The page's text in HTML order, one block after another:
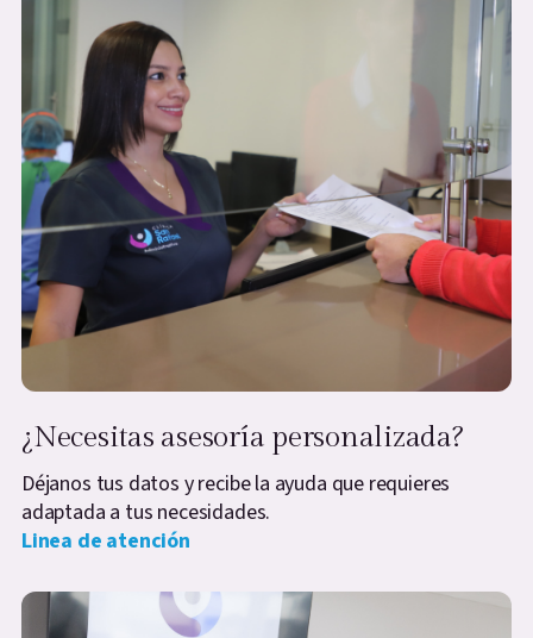
¿Necesitas asesoría personalizada?
Déjanos tus datos y recibe la ayuda que requieres
adaptada a tus necesidades.
Linea de atención